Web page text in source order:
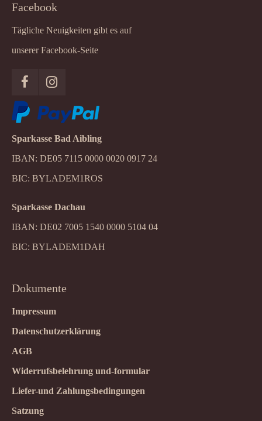
Facebook
Tägliche Neuigkeiten gibt es auf
unserer Facebook-Seite
Sparkasse Bad Aibling
IBAN: DE05 7115 0000 0020 0917 24
BIC: BYLADEM1ROS
Sparkasse Dachau
IBAN: DE02 7005 1540 0000 5104 04
BIC: BYLADEM1DAH
Dokumente
Impressum
Datenschutzerklärung
AGB
Widerrufsbelehrung und-formular
Liefer-und Zahlungsbedingungen
Satzung